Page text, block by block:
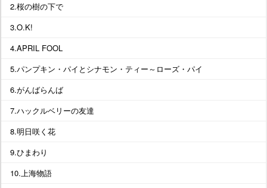
2.桜の樹の下で
3.O.K!
4.APRIL FOOL
5.パンプキン・パイとシナモン・ティー～ローズ・パイ
6.がんばらんば
7.ハックルベリーの友達
8.明日咲く花
9.ひまわり
10.上海物語